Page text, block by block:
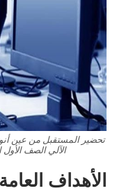
تحضير المستقبل من عين
الآلي الصف الأول
الأهداف